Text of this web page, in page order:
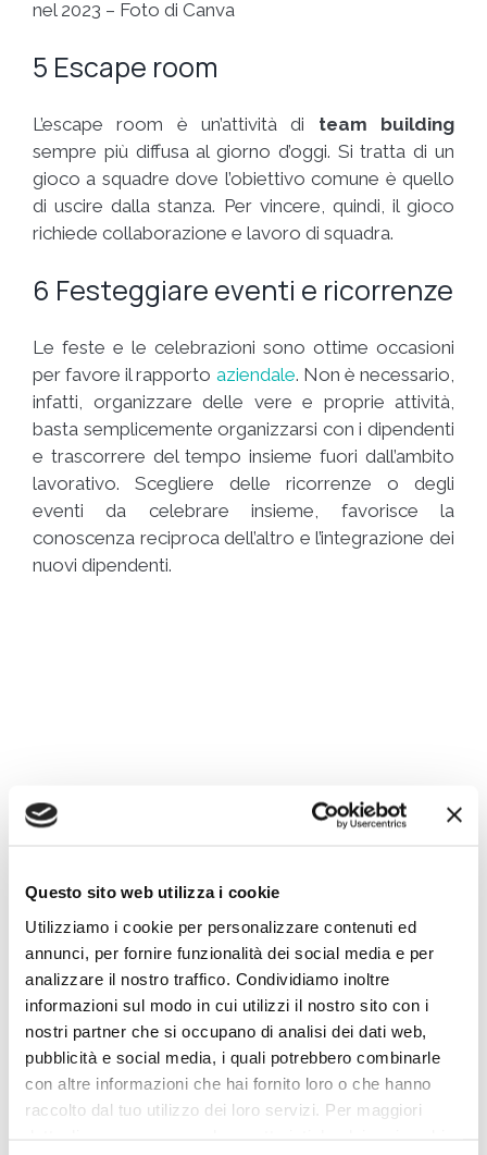
Questo sito web utilizza i cookie
Utilizziamo i cookie per personalizzare contenuti ed
annunci, per fornire funzionalità dei social media e per
analizzare il nostro traffico. Condividiamo inoltre
informazioni sul modo in cui utilizzi il nostro sito con i
nostri partner che si occupano di analisi dei dati web,
pubblicità e social media, i quali potrebbero combinarle
con altre informazioni che hai fornito loro o che hanno
raccolto dal tuo utilizzo dei loro servizi. Per maggiori
nel 2023 – Foto di Canva
5 Escape room
L’escape room è un’attività di team building
sempre più diffusa al giorno d’oggi. Si tratta di un
gioco a squadre dove l’obiettivo comune è quello
di uscire dalla stanza. Per vincere, quindi, il gioco
richiede collaborazione e lavoro di squadra.
6 Festeggiare eventi e ricorrenze
Le feste e le celebrazioni sono ottime occasioni
per favore il rapporto aziendale. Non è necessario,
infatti, organizzare delle vere e proprie attività,
basta semplicemente organizzarsi con i dipendenti
e trascorrere del tempo insieme fuori dall’ambito
lavorativo. Scegliere delle ricorrenze o degli
eventi da celebrare insieme, favorisce la
conoscenza reciproca dell’altro e l’integrazione dei
nuovi dipendenti.
Team building aziendale le 10 attività di tendenza
nel 2023 – Foto di Canva
7 Karaoke
Un’attività divertente, rilassante e che favorisce il
rapporto amichevole con l’altro, è quella di
organizzare una serata Karaoke. Ognuno, che sia in
singolo o a gruppi, deciderà una canzone da